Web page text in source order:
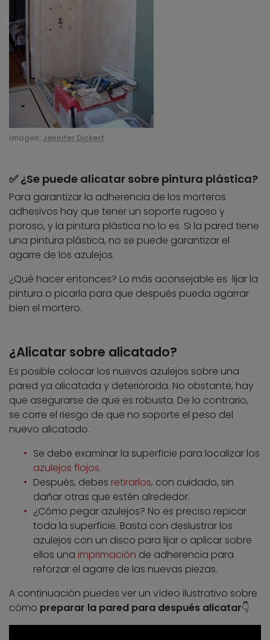
Imagen: Jennifer Dickert
✅ ¿Se puede alicatar sobre pintura plástica?
Para garantizar la adherencia de los morteros
adhesivos hay que tener un soporte rugoso y
poroso, y la pintura plástica no lo es. Si la pared tiene
una pintura plástica, no se puede garantizar el
agarre de los azulejos.
¿Qué hacer entonces? Lo más aconsejable es lijar la
pintura o picarla para que después pueda agarrar
bien el mortero.
¿Alicatar sobre alicatado?
Es posible colocar los nuevos azulejos sobre una
pared ya alicatada y deteriorada. No obstante, hay
que asegurarse de que es robusta. De lo contrario,
se corre el riesgo de que no soporte el peso del
nuevo alicatado.
Se debe examinar la superficie para localizar los
azulejos flojos.
Después, debes retirarlos, con cuidado, sin
dañar otras que estén alrededor.
¿Cómo pegar azulejos? No es preciso repicar
toda la superficie. Basta con deslustrar los
azulejos con un disco para lijar o aplicar sobre
ellos una imprimación de adherencia para
reforzar el agarre de las nuevas piezas.
A continuación puedes ver un vídeo ilustrativo sobre
cómo preparar la pared para después alicatar👇